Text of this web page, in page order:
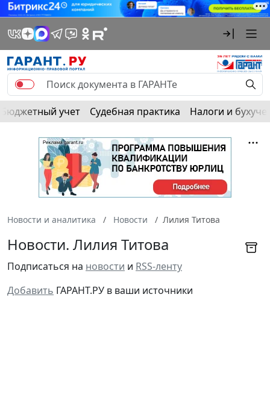
Бюджетный учет Судебная практика Налоги и
Новости и аналитика Новости Лилия Титова
Новости. Лилия Титова
Подписаться на новости и RSS-ленту
Добавить ГАРАНТ.РУ в ваши источники